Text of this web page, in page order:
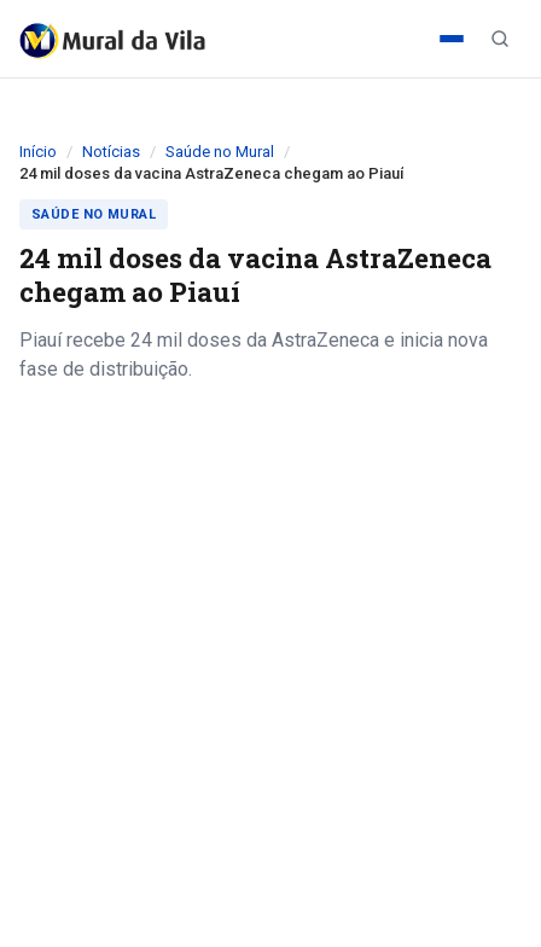
Início Notícias
Saúde no Mural
24 mil doses da vacina AstraZeneca chegam ao Piauí
SAÚDE NO MURAL
24 mil doses da vacina AstraZeneca
chegam ao Piauí
Piauí recebe 24 mil doses da AstraZeneca e inicia nova
fase de distribuição.